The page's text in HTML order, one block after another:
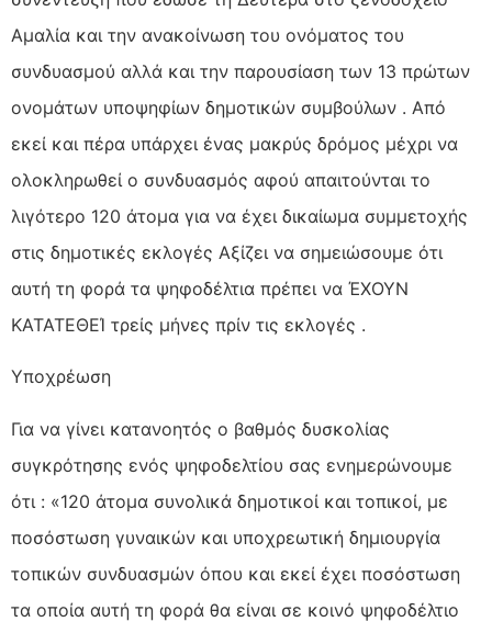
Αμαλία και την ανακοίνωση του ονόματος του
συνδυασμού αλλά και την παρουσίαση των 13 πρώτων
ονομάτων υποψηφίων δημοτικών συμβούλων . Από
εκεί και πέρα υπάρχει ένας μακρύς δρόμος μέχρι να
ολοκληρωθεί ο συνδυασμός αφού απαιτούνται το
λιγότερο 120 άτομα για να έχει δικαίωμα συμμετοχής
στις δημοτικές εκλογές Αξίζει να σημειώσουμε ότι
αυτή τη φορά τα ψηφοδέλτια πρέπει να ΈΧΟΥΝ
ΚΑΤΑΤΕΘΕΊ τρείς μήνες πρίν τις εκλογές .
Υποχρέωση
Για να γίνει κατανοητός ο βαθμός δυσκολίας
συγκρότησης ενός ψηφοδελτίου σας ενημερώνουμε
ότι : «120 άτομα συνολικά δημοτικοί και τοπικοί, με
ποσόστωση γυναικών και υποχρεωτική δημιουργία
τοπικών συνδυασμών όπου και εκεί έχει ποσόστωση
τα οποία αυτή τη φορά θα είναι σε κοινό ψηφοδέλτιο